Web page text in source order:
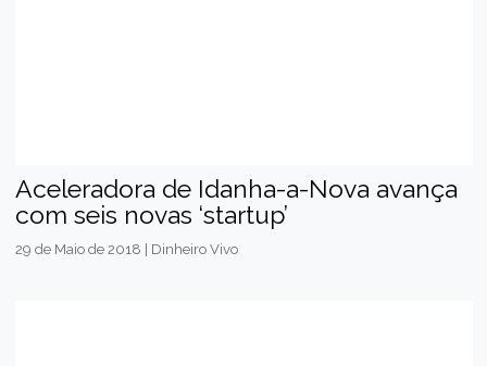
Aceleradora de Idanha-a-Nova avança
com seis novas ‘startup’
29 de Maio de 2018 | Dinheiro Vivo